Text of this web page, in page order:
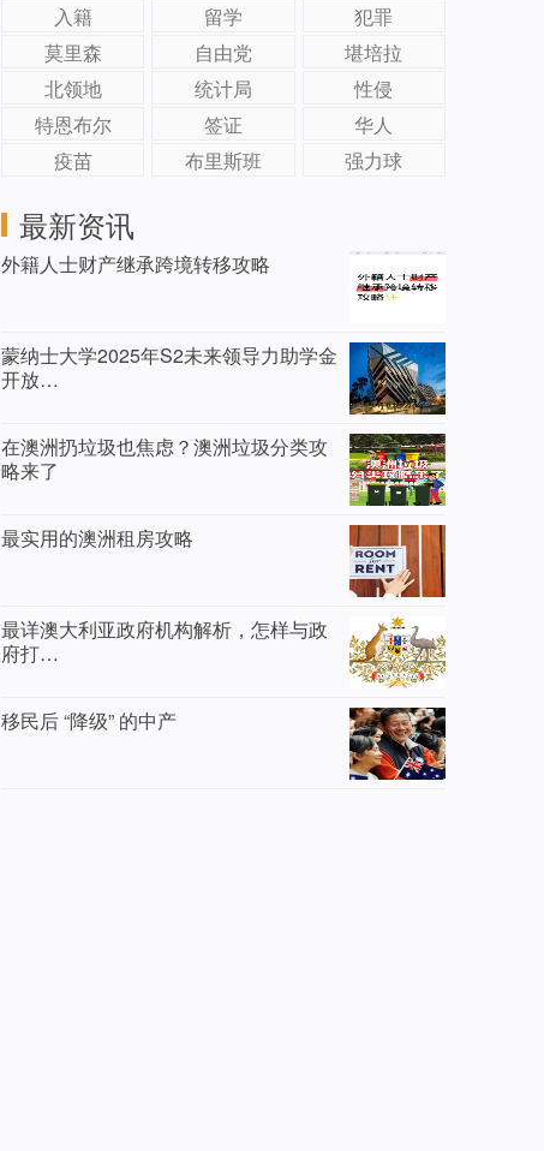
入籍
留学
犯罪
莫里森
自由党
堪培拉
北领地
统计局
性侵
特恩布尔
签证
华人
疫苗
布里斯班 强力球
最新资讯
外籍人士财产继承跨境转移攻略
蒙纳士大学2025年S2未来领导力助学金
开放…
在澳洲扔垃圾也焦虑？澳洲垃圾分类攻
略来了
最实用的澳洲租房攻略
最详澳大利亚政府机构解析，怎样与政
府打…
移民后 “降级” 的中产